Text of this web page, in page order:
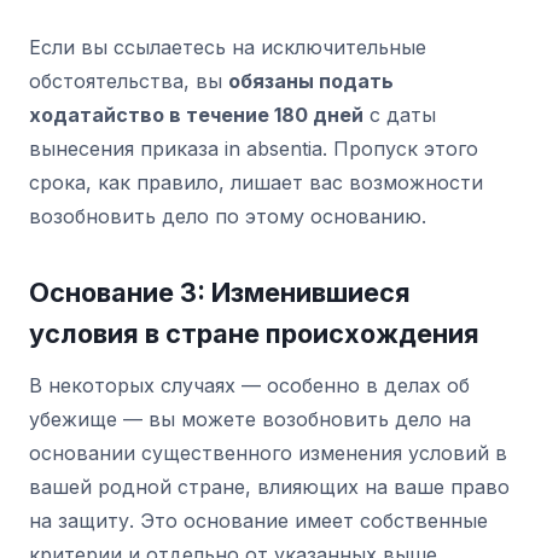
Если вы ссылаетесь на исключительные
обстоятельства, вы обязаны подать
ходатайство в течение 180 дней с даты
вынесения приказа in absentia. Пропуск этого
срока, как правило, лишает вас возможности
возобновить дело по этому основанию.
Основание 3: Изменившиеся
условия в стране происхождения
В некоторых случаях — особенно в делах об
убежище — вы можете возобновить дело на
основании существенного изменения условий в
вашей родной стране, влияющих на ваше право
на защиту. Это основание имеет собственные